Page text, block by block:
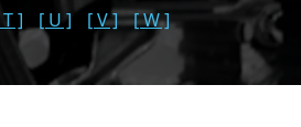
] [ U ] [ V ]
[ W ]